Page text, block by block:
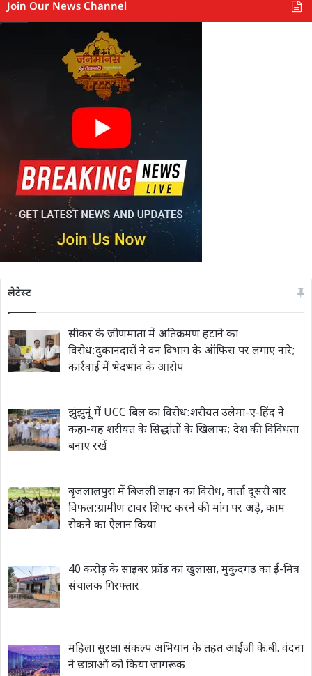
Join Our News Channel
लेटेस्ट
सीकर के जीणमाता में अतिक्रमण हटाने का
विरोध:दुकानदारों ने वन विभाग के ऑफिस पर लगाए नारे;
कार्रवाई में भेदभाव के आरोप
झुंझुनूं में UCC बिल का विरोध:शरीयत उलेमा-ए-हिंद ने
कहा-यह शरीयत के सिद्धांतों के खिलाफ; देश की विविधता
बनाए रखें
बृजलालपुरा में बिजली लाइन का विरोध, वार्ता दूसरी बार
विफल:ग्रामीण टावर शिफ्ट करने की मांग पर अड़े, काम
रोकने का ऐलान किया
40 करोड़ के साइबर फ्रॉड का खुलासा, मुकुंदगढ़ का ई-मित्र
संचालक गिरफ्तार
महिला सुरक्षा संकल्प अभियान के तहत आईजी के.बी. वंदना
ने छात्राओं को किया जागरूक